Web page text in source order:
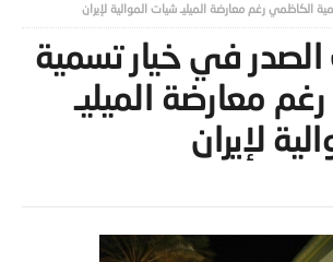
الكاظمي رغم معارضة الميليـ شيات الموالية لإيران
في خيار تسمية
معارضة الميليـ
لإيران